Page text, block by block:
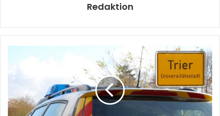
Redaktion